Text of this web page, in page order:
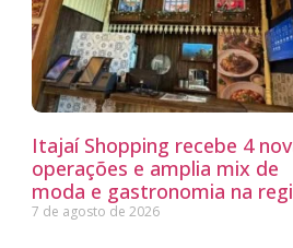
Itajaí Shopping recebe 4
operações e amplia mix de
moda e gastronomia na
7 de agosto de 2026